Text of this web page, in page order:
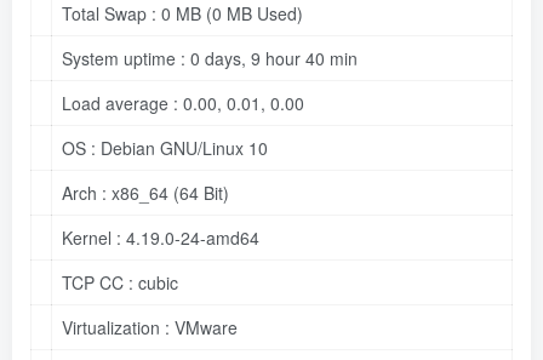
Total Swap : 0 MB (0 MB Used)
System uptime : 0 days, 9 hour 40 min
Load average : 0.00, 0.01 , 0.00
OS : Debian GNU/Linux 10
Arch : x86_64 (64 Bit)
Kernel : 4.19.0-24-amd64
TCP CC : cubic
Virtualization : VMware